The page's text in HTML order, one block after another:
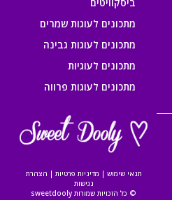
מתכונים לעוגות שמרים
מתכונים לעוגות גבינה
מתכונים לעוגיות
מתכונים לעוגות פרווה
תנאי שימוש | מדיניות פרטיות | הצהרת
נגישות
© כל הזכויות שמורות sweetdooly